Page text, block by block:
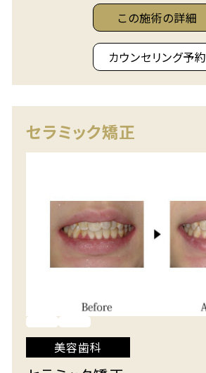
この施術の詳細
カウンセリング予約
セラミック矯正
美容歯科